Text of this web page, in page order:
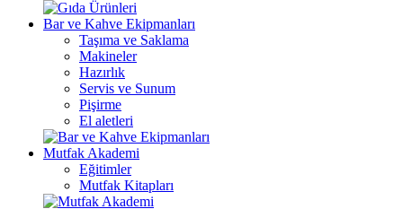
Bar ve Kahve Ekipmanları
Taşıma ve Saklama
Makineler
Hazırlık
Servis ve Sunum
Pişirme
El aletleri
Mutfak Akademi
Eğitimler
Mutfak Kitapları